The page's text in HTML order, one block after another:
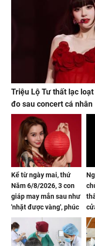
Triệu Lộ Tư thất lạc
đo sau concert cá nhân
Kể từ ngày mai, thứ
Năm 6/8/2026, 3 con
giáp may mắn sau như
'nhặt được vàng', phúc
khí tràn đầy, dễ giàu sụ
chỉ sau một đêm